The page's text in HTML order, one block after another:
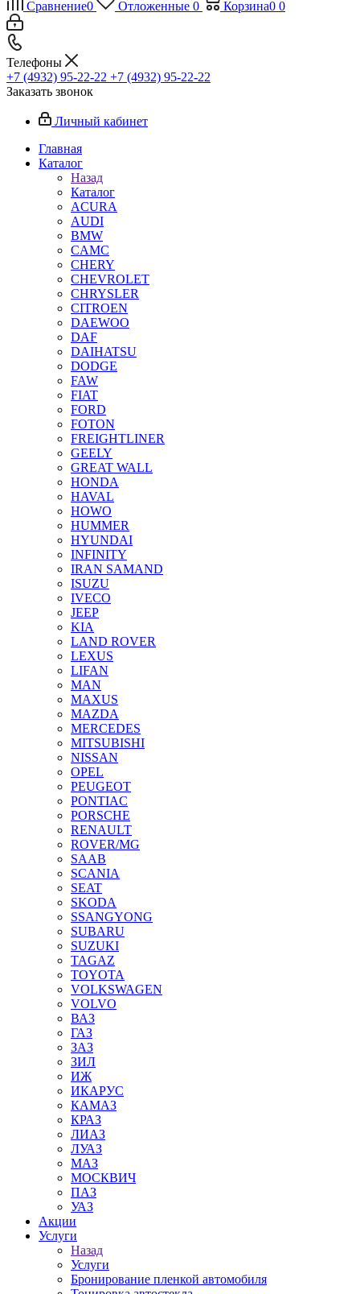
Сравнение0 Отложенные 0 Корзина0 0
Телефоны
+7 (4932) 95-22-22 +7 (4932) 95-22-22
Заказать звонок
Личный кабинет
Главная
Каталог
Назад
Каталог
ACURA
AUDI
BMW
CAMC
CHERY
CHEVROLET
CHRYSLER
CITROEN
DAEWOO
DAF
DAIHATSU
DODGE
FAW
FIAT
FORD
FOTON
FREIGHTLINER
GEELY
GREAT WALL
HONDA
HAVAL
HOWO
HUMMER
HYUNDAI
INFINITY
IRAN SAMAND
ISUZU
IVECO
JEEP
KIA
LAND ROVER
LEXUS
LIFAN
MAN
MAXUS
MAZDA
MERCEDES
MITSUBISHI
NISSAN
OPEL
PEUGEOT
PONTIAC
PORSCHE
RENAULT
ROVER/MG
SAAB
SCANIA
SEAT
SKODA
SSANGYONG
SUBARU
SUZUKI
TAGAZ
TOYOTA
VOLKSWAGEN
VOLVO
ВАЗ
ГАЗ
ЗАЗ
ЗИЛ
ИЖ
ИКАРУС
КАМАЗ
КРАЗ
ЛИАЗ
ЛУАЗ
МАЗ
МОСКВИЧ
ПАЗ
УАЗ
Акции
Услуги
Назад
Услуги
Бронирование пленкой автомобиля